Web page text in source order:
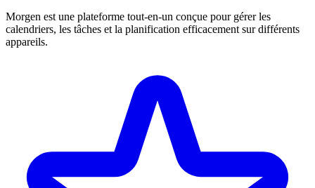
Morgen est une plateforme tout-en-un conçue pour gérer les
calendriers, les tâches et la planification efficacement sur différents
appareils.